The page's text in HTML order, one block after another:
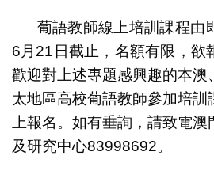
葡語教師線上培訓課程由
6月21日截止，名額有限，欲
歡迎對上述專題感興趣的本澳
太地區高校葡語教師參加培訓
上報名。如有垂詢，請致電
及研究中心83998692。